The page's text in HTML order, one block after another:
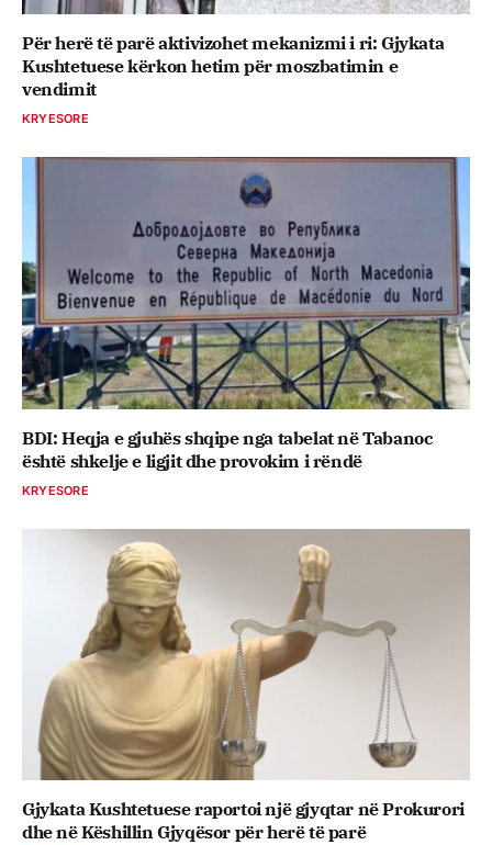
Për herë të parë aktivizohet mekanizmi i ri: Gjykata
Kushtetuese kërkon hetim për moszbatimin e
vendimit
KRYESORE
BDI: Heqja e gjuhës shqipe nga tabelat në Tabanoc
është shkelje e ligjit dhe provokim i rëndë
KRYESORE
Gjykata Kushtetuese raportoi një gjyqtar në Prokurori
dhe në Këshillin Gjyqësor për herë të parë